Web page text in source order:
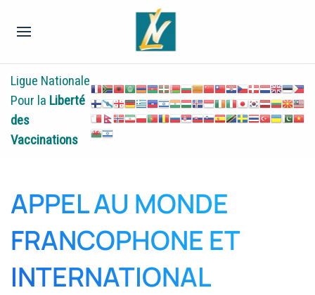
Ligue Nationale
Pour la Liberté
des
Vaccinations
APPEL AU MONDE
FRANCOPHONE ET
INTERNATIONAL